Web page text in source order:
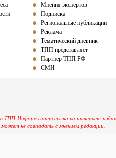
Мнения экспертов
Подписка
Региональные публикации
Реклама
Тематический дневник
ТПП представляет
Партнер ТПП РФ
СМИ
ТПП-Информ гиперссылка на интернет-
может не совпадать с мнением редакции.